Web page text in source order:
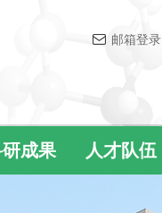
邮箱登录
成果 人才队伍